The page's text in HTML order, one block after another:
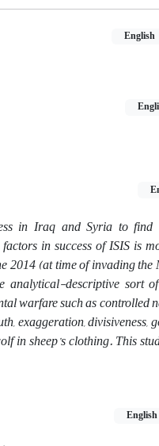
English
in Iraq and Syria to find
in success of ISIS is
2014 (at time of invading the
analytical-descriptive sort
warfare such as controlled
exaggeration, divisiveness,
in sheep’s clothing. This
English